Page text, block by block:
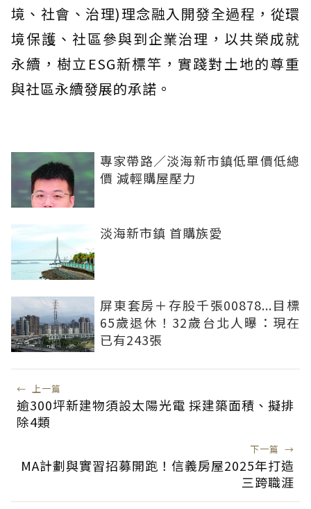
境、社會、治理)理念融入開發全過程，從環
境保護、社區參與到企業治理，以共榮成就
永續，樹立ESG新標竿，實踐對土地的尊重
與社區永續發展的承諾。
專家帶路／淡海新市鎮低單價低總
價 減輕購屋壓力
淡海新市鎮 首購族愛
屏東套房＋存股千張00878...目標
65歲退休！32歲台北人曝：現在
已有243張
← 上一篇
逾300坪新建物須設太陽光電 採建築面積、擬排
除4類
下一篇 →
MA計劃與實習招募開跑！信義房屋2025年打造
三跨職涯